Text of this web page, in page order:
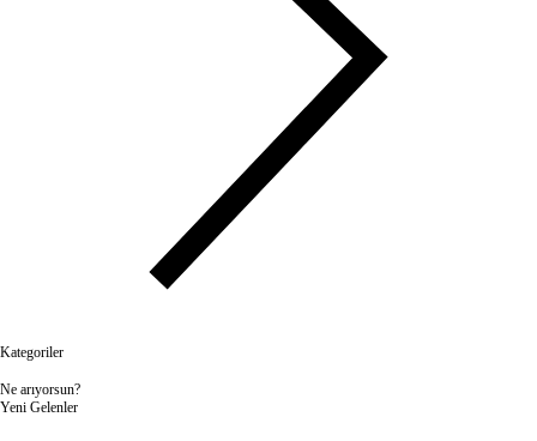
Kategoriler
Ne arıyorsun?
Yeni Gelenler